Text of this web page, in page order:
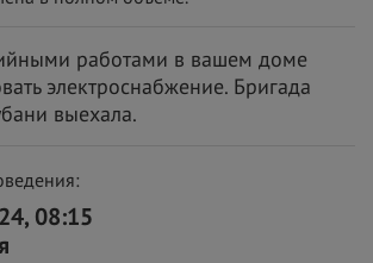
работами в вашем доме
электроснабжение. Бригада
выехала.
08:15